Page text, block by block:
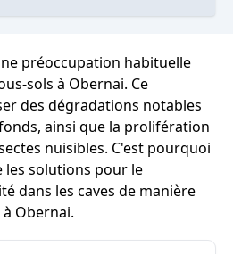
préoccupation habituelle
sols à Obernai. Ce
des dégradations notables
ainsi que la prolifération
nuisibles. C'est pourquoi
les solutions pour le
dans les caves de manière
Obernai.